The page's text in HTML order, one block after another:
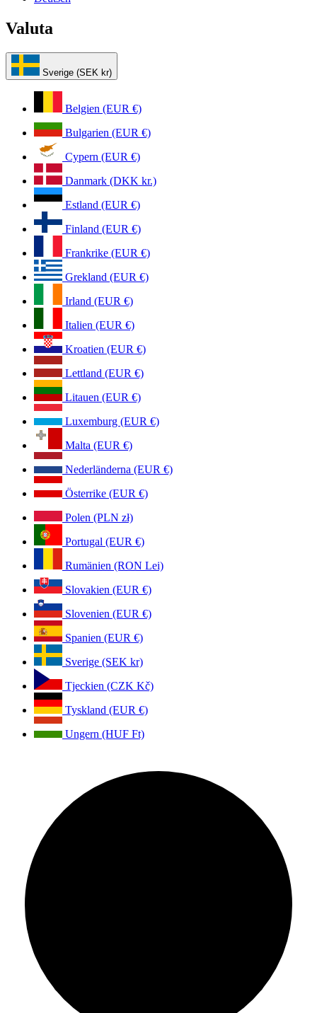
Valuta
Sverige (SEK kr)
Belgien (EUR €)
Bulgarien (EUR €)
Cypern (EUR €)
Danmark (DKK kr.)
Estland (EUR €)
Finland (EUR €)
Frankrike (EUR €)
Grekland (EUR €)
Irland (EUR €)
Italien (EUR €)
Kroatien (EUR €)
Lettland (EUR €)
Litauen (EUR €)
Luxemburg (EUR €)
Malta (EUR €)
Nederländerna (EUR €)
Österrike (EUR €)
Polen (PLN zł)
Portugal (EUR €)
Rumänien (RON Lei)
Slovakien (EUR €)
Slovenien (EUR €)
Spanien (EUR €)
Sverige (SEK kr)
Tjeckien (CZK Kč)
Tyskland (EUR €)
Ungern (HUF Ft)